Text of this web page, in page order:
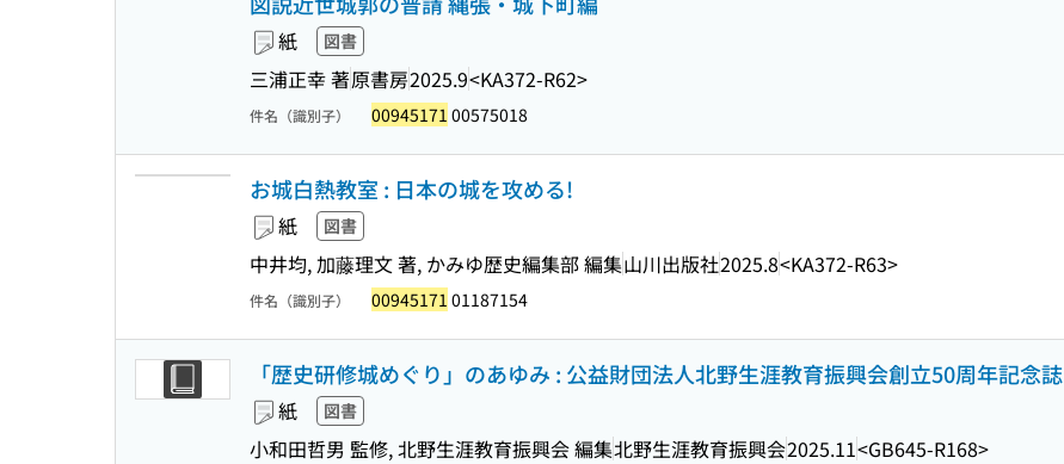
紙 図書
三浦正幸 著原書房2025.9<KA372-R62>
件名（識別子） 00945171 00575018
お城白熱教室 : 日本の城を攻める!
紙 図書
中井均, 加藤理文 著, かみゆ歴史編集部 編集山川出版社2025.8<KA372-R63>
件名（識別子） 00945171 01187154
「歴史研修城めぐり」のあゆみ : 公益財団法人北野生涯教育振興会創立50周年記念誌
紙 図書
小和田哲男 監修, 北野生涯教育振興会 編集北野生涯教育振興会2025.11<GB645-R168>